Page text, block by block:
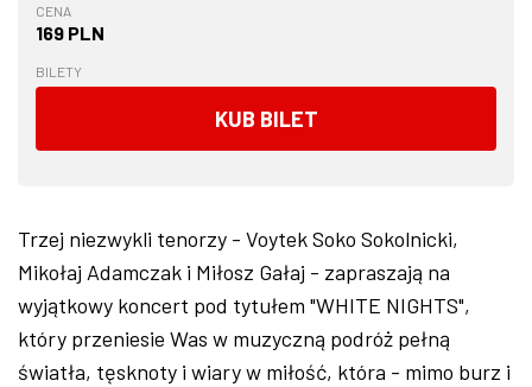
CENA
169 PLN
BILETY
KUB BILET
Trzej niezwykli tenorzy - Voytek Soko Sokolnicki,
Mikołaj Adamczak i Miłosz Gałaj - zapraszają na
wyjątkowy koncert pod tytułem "WHITE NIGHTS",
który przeniesie Was w muzyczną podróż pełną
światła, tęsknoty i wiary w miłość, która - mimo burz i